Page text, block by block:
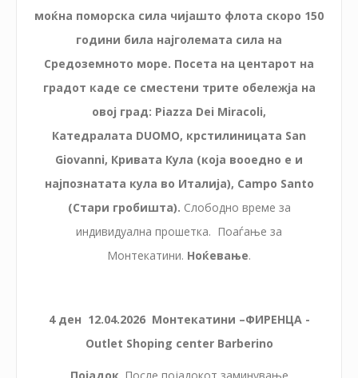
моќна поморска сила чијашто флота скоро 150
години била најголемата сила на
Средоземното море. Посета на центарот на
градот каде се сместени трите обележја на
овој град: Piazza Dei Miracoli,
Катедралата DUOMO, крстилиницата San
Giovanni, Кривата Кула (која вооедно е и
најпознатата кула во Италија), Campo Santo
(Стари гробишта). Слободно време за
индивидуална прошетка. Поаѓање за
Монтекатини. Ноќевање.
4 ден 12.04.2026 Монтекатини –ФИРЕНЦА -
Outlet Shoping center Barberino
Појадок. После појадокот заминување